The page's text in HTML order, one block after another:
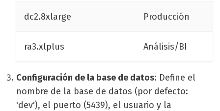
dc2.8xlarge Producción
ra3.xlplus Análisis/BI
Configuración de la base de datos: Define el
nombre de la base de datos (por defecto:
'dev'), el puerto (5439), el usuario y la